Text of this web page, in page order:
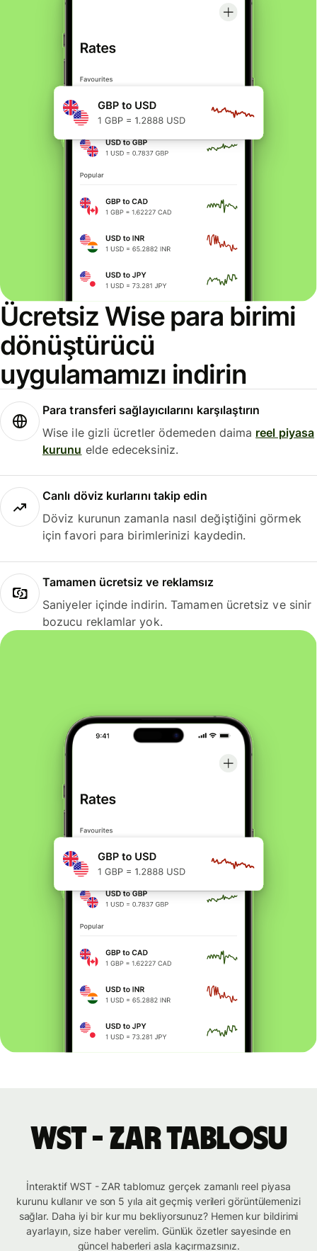
Ücretsiz Wise para birimi
dönüştürücü
uygulamamızı indirin
Para transferi sağlayıcılarını karşılaştırın
Wise ile gizli ücretler ödemeden daima reel piyasa
kurunu elde edeceksiniz.
Canlı döviz kurlarını takip edin
Döviz kurunun zamanla nasıl değiştiğini görmek
için favori para birimlerinizi kaydedin.
Tamamen ücretsiz ve reklamsız
Saniyeler içinde indirin. Tamamen ücretsiz ve sinir
bozucu reklamlar yok.
WST - ZAR tablosu
İnteraktif WST - ZAR tablomuz gerçek zamanlı reel piyasa
kurunu kullanır ve son 5 yıla ait geçmiş verileri görüntülemenizi
sağlar. Daha iyi bir kur mu bekliyorsunuz? Hemen kur bildirimi
ayarlayın, size haber verelim. Günlük özetler sayesinde en
güncel haberleri asla kaçırmazsınız.